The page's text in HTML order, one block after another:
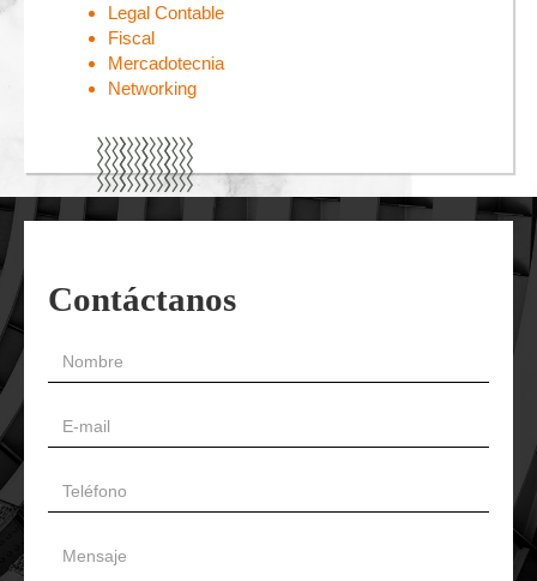
Legal Contable
Fiscal
Mercadotecnia
Networking
Contáctanos